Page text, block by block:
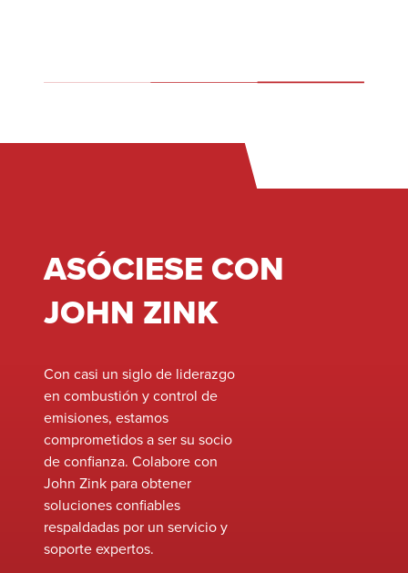
ASÓCIESE CON
JOHN ZINK
Con casi un siglo de liderazgo
en combustión y control de
emisiones, estamos
comprometidos a ser su socio
de confianza. Colabore con
John Zink para obtener
soluciones confiables
respaldadas por un servicio y
soporte expertos.